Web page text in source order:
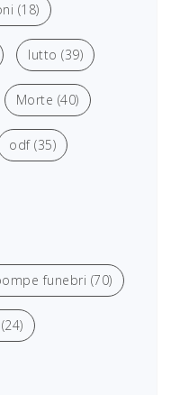
(18)
lutto (39)
Morte (40)
odf(35)
funebri (70)
(24)